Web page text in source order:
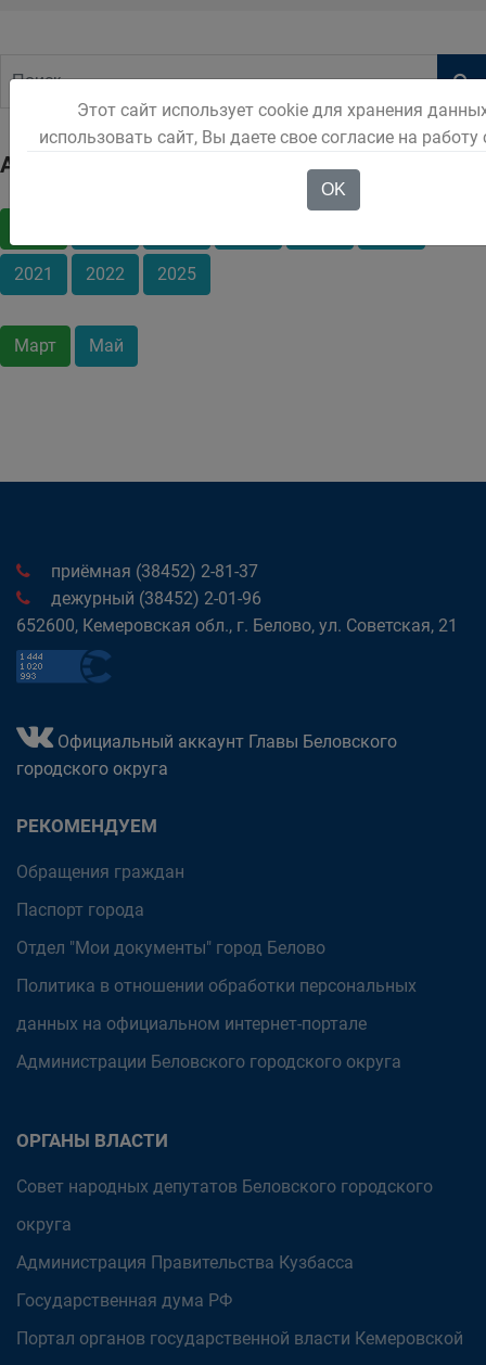
Архив
2021 2022 2025
Март Май
приёмная (38452) 2-81-37
дежурный (38452) 2-01-96
652600, Кемеровская обл., г. Белово, ул. Советская, 21
Официальный аккаунт Главы Беловского
городского округа
РЕКОМЕНДУЕМ
Обращения граждан
Паспорт города
Отдел "Мои документы" город Белово
Политика в отношении обработки персональных
данных на официальном интернет-портале
Администрации Беловского городского округа
ОРГАНЫ ВЛАСТИ
Совет народных депутатов Беловского городского
округа
Администрация Правительства Кузбасса
Государственная дума РФ
Портал органов государственной власти Кемеровской
Этот сайт использует cookie для хранения
использовать сайт, Вы даете свое согласие на
OK